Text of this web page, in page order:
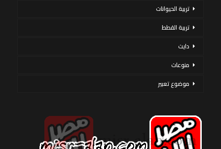
تربية الحيوانات
تربية القطط
دايت
منوعات
موضوع تعبير